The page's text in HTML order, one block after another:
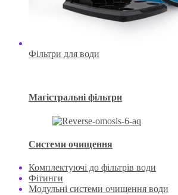
Фільтри для води
Магістральні фільтри
Системи очищення
Комплектуючі до фільтрів води
Фітинги
Модульні системи очищення води